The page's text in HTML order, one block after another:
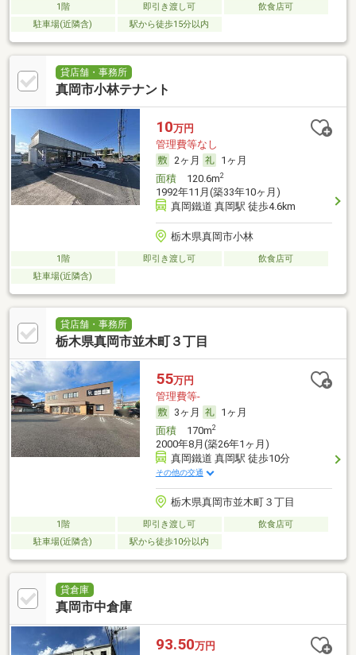
1階 即引き渡し可
飲食店可
駐車場(近隣含)
駅から徒歩15分以内
貸店舗・事務所
真岡市小林テナント
10万円
管理費等なし
2ヶ月
1ヶ月
面積120.6m2
1992年11月(築33年10ヶ月)
真岡鐵道 真岡駅 徒歩4.6km
栃木県真岡市小林
1階 即引き渡し可
飲食店可
駐車場(近隣含)
貸店舗・事務所
栃木県真岡市並木町３丁目
55万円
管理費等-
3ヶ月
1ヶ月
面積170m2
2000年8月(築26年1ヶ月)
真岡鐵道 真岡駅 徒歩10分
その他の交通
栃木県真岡市並木町３丁目
1階 即引き渡し可
飲食店可
駐車場(近隣含)
駅から徒歩10分以内
貸倉庫
真岡市中倉庫
93.50万円